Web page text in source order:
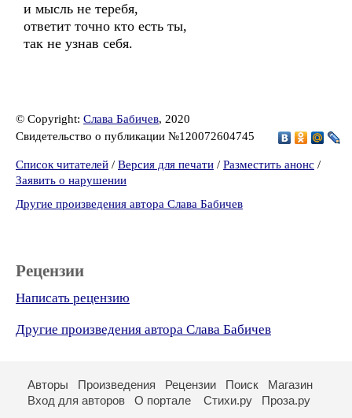
и мысль не теребя,
ответит точно кто есть ты,
так не узнав себя.
© Copyright: Слава Бабичев, 2020
Свидетельство о публикации №120072604745
Список читателей / Версия для печати / Разместить анонс /
Заявить о нарушении
Другие произведения автора Слава Бабичев
Рецензии
Написать рецензию
Другие произведения автора Слава Бабичев
Авторы Произведения Рецензии Поиск
Магазин
Вход для авторов
О портале Стихи.ру Проза.ру